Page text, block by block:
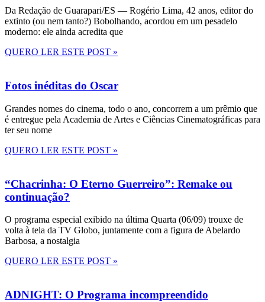
Da Redação de Guarapari/ES — Rogério Lima, 42 anos, editor do
extinto (ou nem tanto?) Bobolhando, acordou em um pesadelo
moderno: ele ainda acredita que
QUERO LER ESTE POST »
Fotos inéditas do Oscar
Grandes nomes do cinema, todo o ano, concorrem a um prêmio que
é entregue pela Academia de Artes e Ciências Cinematográficas para
ter seu nome
QUERO LER ESTE POST »
“Chacrinha: O Eterno Guerreiro”: Remake ou
continuação?
O programa especial exibido na última Quarta (06/09) trouxe de
volta à tela da TV Globo, juntamente com a figura de Abelardo
Barbosa, a nostalgia
QUERO LER ESTE POST »
ADNIGHT: O Programa incompreendido